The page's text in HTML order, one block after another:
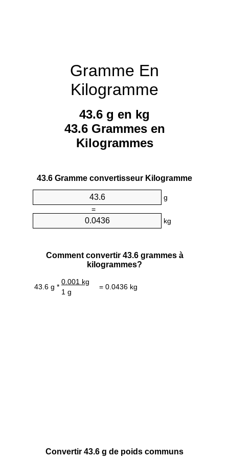
Gramme En
Kilogramme
43.6 g en kg
43.6 Grammes en
Kilogrammes
43.6 Gramme convertisseur Kilogramme
g
=
kg
Comment convertir 43.6 grammes à
kilogrammes?
43.6 g *
0.001 kg
= 0.0436 kg
1 g
Convertir 43.6 g de poids communs